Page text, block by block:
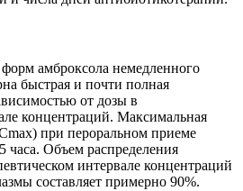
амброксола немедленного
быстрая и почти полная
от дозы в
концентраций. Максимальная
при пероральном приеме
часа. Объем распределения
интервале концентраций
составляет примерно 90%.